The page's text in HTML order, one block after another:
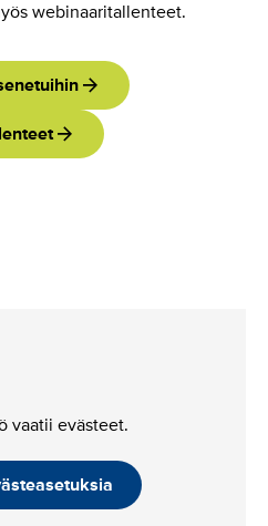
webinaaritallenteet.
vaatii evästeet.